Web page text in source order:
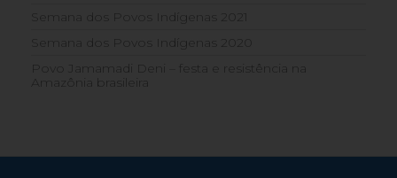
Semana dos Povos Indígenas 2021
Semana dos Povos Indígenas 2020
Povo Jamamadi Deni – festa e resistência na
Amazônia brasileira